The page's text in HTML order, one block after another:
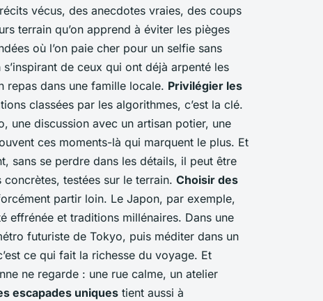
vécus, des anecdotes vraies, des coups
terrain qu’on apprend à éviter les pièges
où l’on paie cher pour un selfie sans
de ceux qui ont déjà arpenté les
repas dans une famille locale. Privilégier les
classées par les algorithmes, c’est la clé.
une discussion avec un artisan potier, une
ces moments-là qui marquent le plus. Et
sans se perdre dans les détails, il peut être
testées sur le terrain. Choisir des
partir loin. Le Japon, par exemple,
effrénée et traditions millénaires. Dans une
futuriste de Tokyo, puis méditer dans un
ce qui fait la richesse du voyage. Et
ne regarde : une rue calme, un atelier
escapades uniques tient aussi à